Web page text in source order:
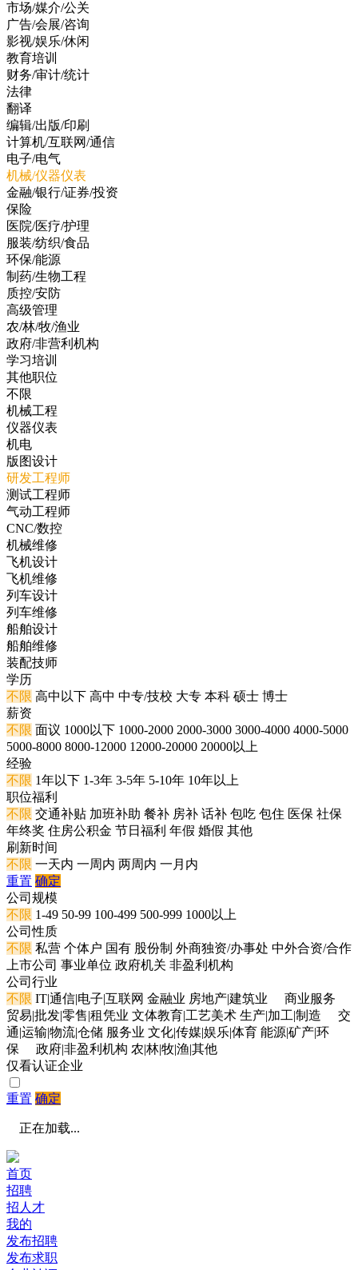
市场/媒介/公关
广告/会展/咨询
影视/娱乐/休闲
教育培训
财务/审计/统计
法律
翻译
编辑/出版/印刷
计算机/互联网/通信
电子/电气
机械/仪器仪表
金融/银行/证券/投资
保险
医院/医疗/护理
服装/纺织/食品
环保/能源
制药/生物工程
质控/安防
高级管理
农/林/牧/渔业
政府/非营利机构
学习培训
其他职位
不限
机械工程
仪器仪表
机电
版图设计
研发工程师
测试工程师
气动工程师
CNC/数控
机械维修
飞机设计
飞机维修
列车设计
列车维修
船舶设计
船舶维修
装配技师
学历
不限 高中以下 高中 中专/技校 大专 本科 硕士 博士
薪资
不限 面议 1000以下 1000-2000 2000-3000 3000-4000 4000-5000
5000-8000 8000-12000 12000-20000 20000以上
经验
不限 1年以下 1-3年 3-5年 5-10年 10年以上
职位福利
不限 交通补贴 加班补助 餐补 房补 话补 包吃 包住 医保 社保
年终奖 住房公积金 节日福利 年假 婚假 其他
刷新时间
不限 一天内 一周内 两周内 一月内
重置 确定
公司规模
不限 1-49 50-99 100-499 500-999 1000以上
公司性质
不限 私营 个体户 国有 股份制 外商独资/办事处 中外合资/合作
上市公司 事业单位 政府机关 非盈利机构
公司行业
不限 IT|通信|电子|互联网 金融业 房地产|建筑业
商业服务
贸易|批发|零售|租凭业 文体教育|工艺美术 生产|加工|制造
交
通|运输|物流|仓储 服务业 文化|传媒|娱乐|体育 能源|矿产|环
保
政府|非盈利机构 农|林|牧|渔|其他
仅看认证企业
重置 确定
正在加载...
首页
招聘
招人才
我的
发布招聘
发布求职